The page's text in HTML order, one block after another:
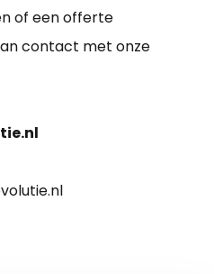
of een offerte
contact met onze